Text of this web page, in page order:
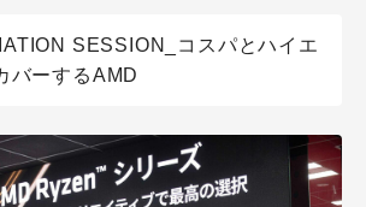
SESSION_コスパとハイエ
バーするAMD